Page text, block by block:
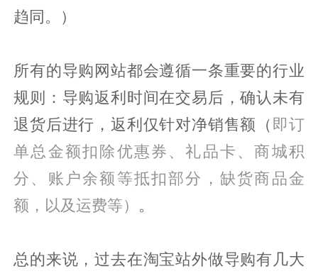
趋同。）
所有的导购网站都会遵循一条重要的行业
规则：导购返利时间在交易后，确认未有
退货后进行，返利仅针对净销售额（ 即订
单总金额扣除优惠券、礼品卡、商城积
分、账户余额等抵扣部分，缺货商品金
额，以及运费等） 。
总的来说，过去在淘宝站外做导购有几大